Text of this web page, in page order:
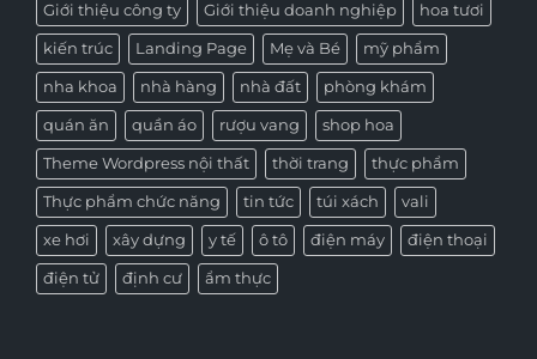
Giới thiệu công ty Giới thiệu doanh nghiệp hoa tươi
kiến trúc Landing Page Mẹ và Bé mỹ phẩm
nha khoa nhà hàng nhà đất phòng khám
quán ăn quần áo rượu vang shop hoa
Theme Wordpress nội thất thời trang thực phẩm
Thực phẩm chức năng tin tức túi xách vali
xe hơi xây dựng y tế ô tô điện máy điện thoại
điện tử định cư ẩm thực